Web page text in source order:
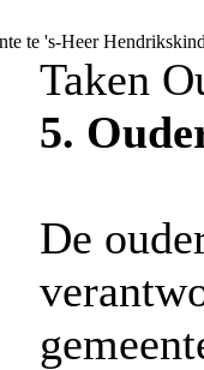
te 's-Heer
Taken
5.
De